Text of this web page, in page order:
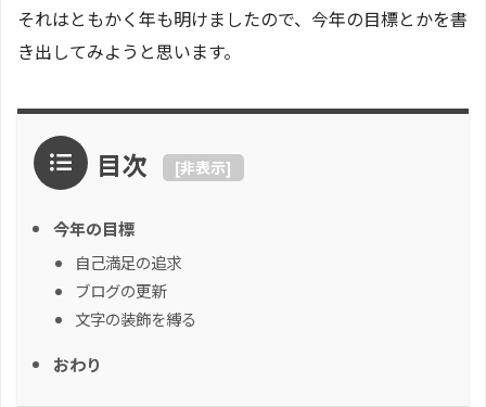
それはともかく年も明けましたので、今年の目標とかを書
き出してみようと思います。
目次 [非表示]
今年の目標
自己満足の追求
ブログの更新
文字の装飾を縛る
おわり